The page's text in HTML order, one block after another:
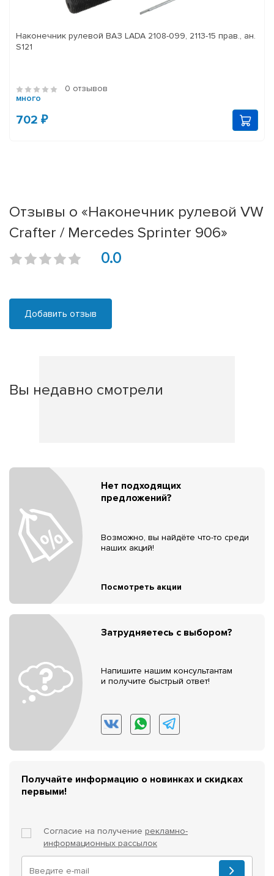
Наконечник рулевой ВАЗ LADA 2108-099, 2113-15 прав., ан.
S121
0 отзывов
много
702 ₽
Отзывы о «Наконечник рулевой VW
Crafter / Mercedes Sprinter 906»
0.0
Добавить отзыв
Вы недавно смотрели
Нет подходящих
предложений?
Возможно, вы найдёте что-то среди
наших акций!
Посмотреть акции
Затрудняетесь с выбором?
Напишите нашим консультантам
и получите быстрый ответ!
Получайте информацию о новинках и скидках
первыми!
Согласие на получение рекламно-
информационных рассылок